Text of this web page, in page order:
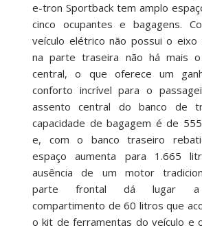
e-tron Sportback tem amplo
cinco ocupantes e bagagens.
veículo elétrico não possui o eixo
na parte traseira não há mais
central, o que oferece um
conforto incrível para o
assento central do banco de
capacidade de bagagem é de
e, com o banco traseiro
espaço aumenta para 1.665
ausência de um motor
parte frontal dá lugar
compartimento de 60 litros que
o kit de ferramentas do veículo e